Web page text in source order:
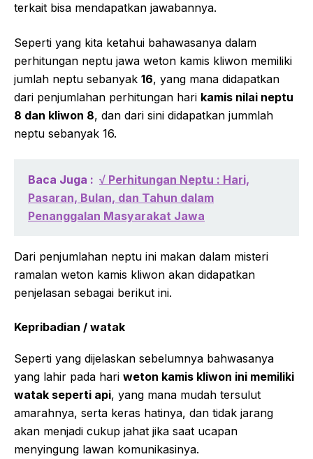
terkait bisa mendapatkan jawabannya.
Seperti yang kita ketahui bahawasanya dalam
perhitungan neptu jawa weton kamis kliwon memiliki
jumlah neptu sebanyak 16, yang mana didapatkan
dari penjumlahan perhitungan hari kamis nilai neptu
8 dan kliwon 8, dan dari sini didapatkan jummlah
neptu sebanyak 16.
Baca Juga : √ Perhitungan Neptu : Hari,
Pasaran, Bulan, dan Tahun dalam
Penanggalan Masyarakat Jawa
Dari penjumlahan neptu ini makan dalam misteri
ramalan weton kamis kliwon akan didapatkan
penjelasan sebagai berikut ini.
Kepribadian / watak
Seperti yang dijelaskan sebelumnya bahwasanya
yang lahir pada hari weton kamis kliwon ini memiliki
watak seperti api, yang mana mudah tersulut
amarahnya, serta keras hatinya, dan tidak jarang
akan menjadi cukup jahat jika saat ucapan
menyingung lawan komunikasinya.